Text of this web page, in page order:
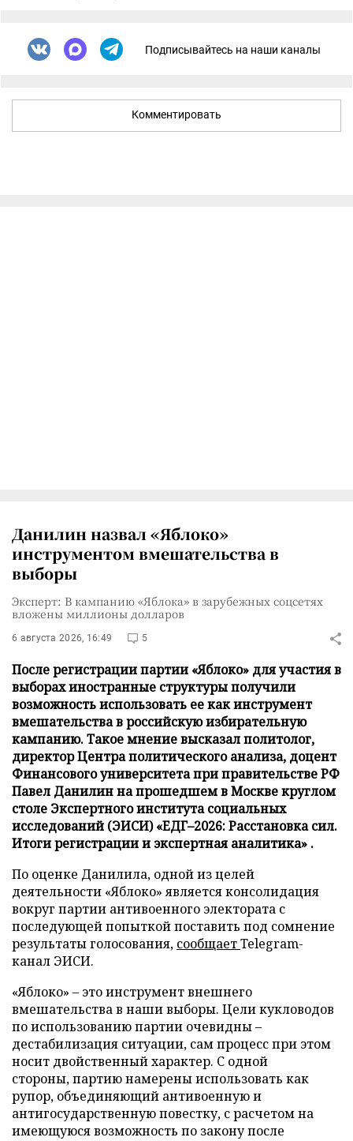
Подписывайтесь на наши каналы
Комментировать
Данилин назвал «Яблоко»
инструментом вмешательства в
выборы
Эксперт: В кампанию «Яблока» в зарубежных соцсетях
вложены миллионы долларов
6 августа 2026, 16:49 5
После регистрации партии «Яблоко» для участия в
выборах иностранные структуры получили
возможность использовать ее как инструмент
вмешательства в российскую избирательную
кампанию. Такое мнение высказал политолог,
директор Центра политического анализа, доцент
Финансового университета при правительстве РФ
Павел Данилин на прошедшем в Москве круглом
столе Экспертного института социальных
исследований (ЭИСИ) «ЕДГ–2026: Расстановка сил.
Итоги регистрации и экспертная аналитика» .
По оценке Данилила, одной из целей
деятельности «Яблоко» является консолидация
вокруг партии антивоенного электората с
последующей попыткой поставить под сомнение
результаты голосования, сообщаетTelegram-
канал ЭИСИ.
«Яблоко» – это инструмент внешнего
вмешательства в наши выборы. Цели кукловодов
по использованию партии очевидны –
дестабилизация ситуации, сам процесс при этом
носит двойственный характер. С одной
стороны, партию намерены использовать как
рупор, объединяющий антивоенную и
антигосударственную повестку, с расчетом на
имеющуюся возможность по закону после